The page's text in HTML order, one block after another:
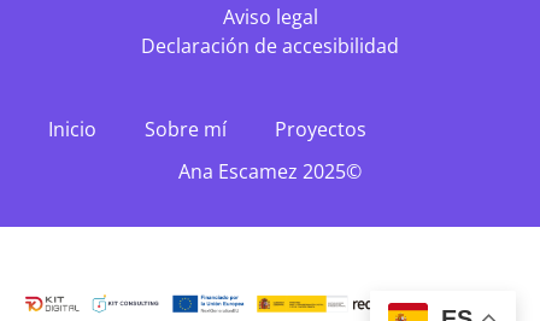
Inicio Sobre mí
Proyectos
Ana Escamez 2025©
Aviso legal
Declaración de accesibilidad